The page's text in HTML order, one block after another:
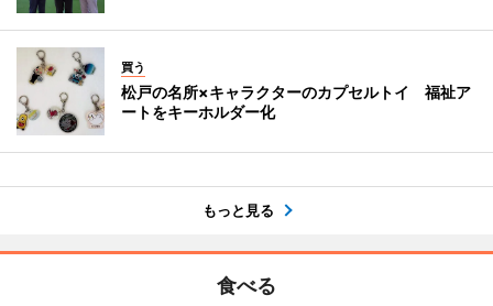
買う
松戸の名所×キャラクターのカプセルトイ 福祉ア
ートをキーホルダー化
もっと見る
食べる